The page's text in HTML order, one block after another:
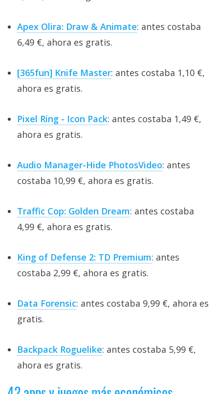
Apex Olira: Draw & Animate: antes costaba
6,49 €, ahora es gratis.
[365fun] Knife Master: antes costaba 1,10 €,
ahora es gratis.
Pixel Ring - Icon Pack: antes costaba 1,49 €,
ahora es gratis.
Audio Manager-Hide PhotosVideo: antes
costaba 10,99 €, ahora es gratis.
Traffic Cop: Golden Dream: antes costaba
4,99 €, ahora es gratis.
King of Defense 2: TD Premium: antes
costaba 2,99 €, ahora es gratis.
Data Forensic: antes costaba 9,99 €, ahora es
gratis.
Backpack Roguelike: antes costaba 5,99 €,
ahora es gratis.